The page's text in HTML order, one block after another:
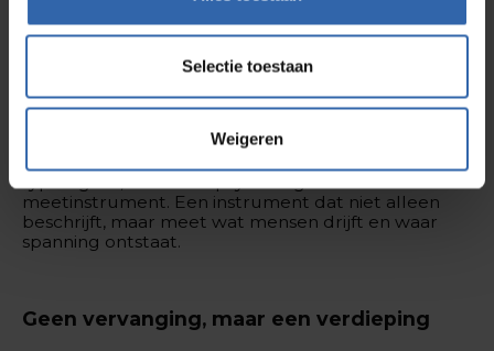
Selectie toestaan
Weigeren
vooraf
· minder verrassingen in teams en verandering
In die situaties kiezen zij voor wetenschappelijk
onderbouwde drijfverenanalyses, omdat het geen
meetinstrument. Een instrument dat niet alleen
beschrijft, maar meet wat mensen drijft en waar
spanning ontstaat.
Geen vervanging, maar een verdieping